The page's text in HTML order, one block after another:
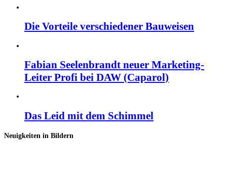
Die Vorteile verschiedener Bauweisen
Fabian Seelenbrandt neuer Marketing-
Leiter Profi bei DAW (Caparol)
Das Leid mit dem Schimmel
Neuigkeiten in Bildern